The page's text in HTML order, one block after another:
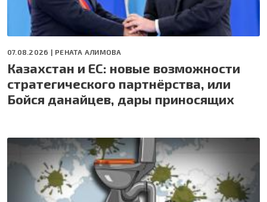
07.08.2026 | РЕНАТА АЛИМОВА
Казахстан и ЕС: новые возможности
стратегического партнёрства, или
Бойся данайцев, дары приносящих